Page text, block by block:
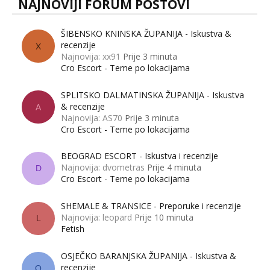
NAJNOVIJI FORUM POSTOVI
X
ŠIBENSKO KNINSKA ŽUPANIJA - Iskustva &
recenzije
Najnovija: xx91 Prije 3 minuta
Cro Escort - Teme po lokacijama
A
SPLITSKO DALMATINSKA ŽUPANIJA - Iskustva
& recenzije
Najnovija: AS70 Prije 3 minuta
Cro Escort - Teme po lokacijama
D
BEOGRAD ESCORT - Iskustva i recenzije
Najnovija: dvometras Prije 4 minuta
Cro Escort - Teme po lokacijama
L
SHEMALE & TRANSICE - Preporuke i recenzije
Najnovija: leopard Prije 10 minuta
Fetish
OSJEČKO BARANJSKA ŽUPANIJA - Iskustva &
recenzije